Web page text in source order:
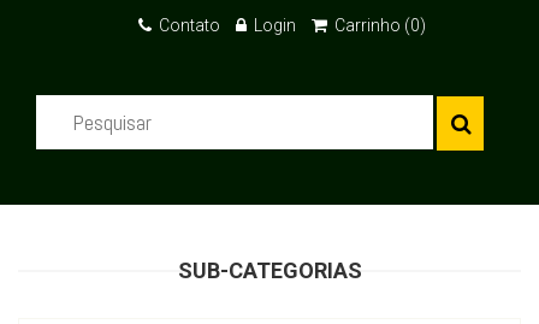
Contato
Login Carrinho (0)
SUB-CATEGORIAS